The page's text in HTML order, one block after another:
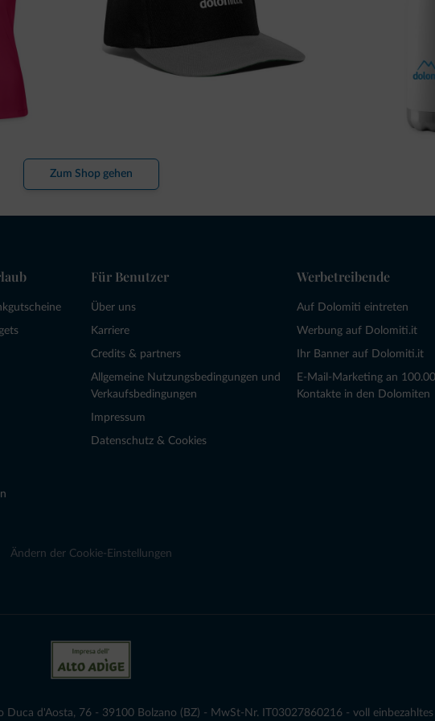
Zum Shop gehen
Für Benutzer
Über uns
Karriere
Credits & partners
Allgemeine Nutzungsbedingungen und
Verkaufsbedingungen
Impressum
Datenschutz & Cookies
Werbetreibende
Auf Dolomiti eintreten
Werbung auf Dolomiti.it
Ihr Banner auf Dolomiti.it
E-Mail-Marketing an
Kontakte in den Dolomiten
Ändern der Cookie-Einstellungen
d'Aosta, 76 - 39100 Bolzano (BZ) - MwSt-Nr. IT03027860216 - voll einbezahltes